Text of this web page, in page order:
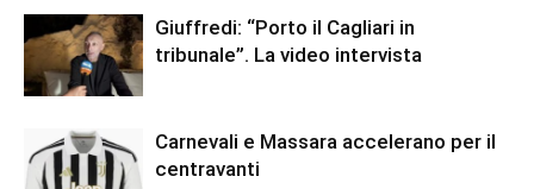
Giuffredi: “Porto il Cagliari in
tribunale”. La video intervista
Carnevali e Massara accelerano per il
centravanti